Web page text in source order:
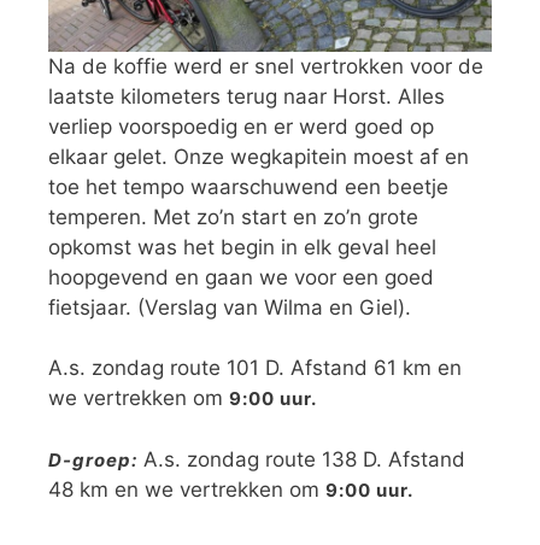
Na de koffie werd er snel vertrokken voor de
laatste kilometers terug naar Horst. Alles
verliep voorspoedig en er werd goed op
elkaar gelet. Onze wegkapitein moest af en
toe het tempo waarschuwend een beetje
temperen. Met zo’n start en zo’n grote
opkomst was het begin in elk geval heel
hoopgevend en gaan we voor een goed
fietsjaar. (Verslag van Wilma en Giel).
A.s. zondag route 101 D. Afstand 61 km en
we vertrekken om 9:00 uur.
D-groep: A.s. zondag route 138 D. Afstand
48 km en we vertrekken om 9:00 uur.